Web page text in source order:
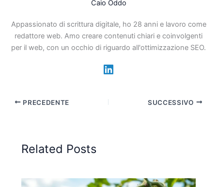
Caio Oddo
Appassionato di scrittura digitale, ho 28 anni e lavoro come
redattore web. Amo creare contenuti chiari e coinvolgenti
per il web, con un occhio di riguardo all'ottimizzazione SEO.
PRECEDENTE SUCCESSIVO
Related Posts